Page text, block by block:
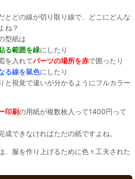
とどの線が切り取り線で、どこにどんな
ね？
型紙は
る範囲を緑にしたり
を入れてパーツの場所を赤で囲ったり
る線を鼠色にしたり
と視覚で違いが分かるようにフルカラー
印刷の用紙が複数枚入って1400円って
成できなければただの紙ですよね。
、服を作り上げるために色々工夫された